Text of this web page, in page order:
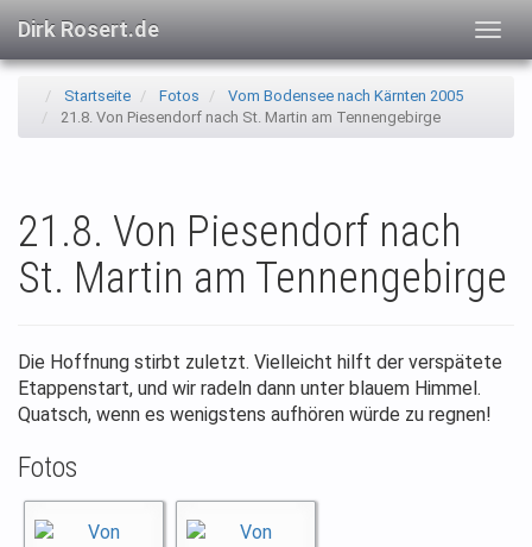
Dirk Rosert.de
Startseite Fotos
Vom Bodensee nach Kärnten 2005
21.8. Von Piesendorf nach St. Martin am Tennengebirge
21.8. Von Piesendorf nach
St. Martin am Tennengebirge
Die Hoffnung stirbt zuletzt. Vielleicht hilft der verspätete
Etappenstart, und wir radeln dann unter blauem Himmel.
Quatsch, wenn es wenigstens aufhören würde zu regnen!
Fotos